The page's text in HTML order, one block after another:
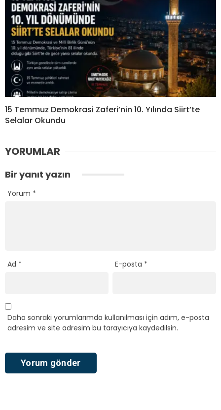
15 Temmuz Demokrasi Zaferi’nin 10. Yılında Siirt’te
Selalar Okundu
YORUMLAR
Bir yanıt yazın
Yorum *
Ad * E-posta *
Daha sonraki yorumlarımda kullanılması için adım, e-posta
adresim ve site adresim bu tarayıcıya kaydedilsin.